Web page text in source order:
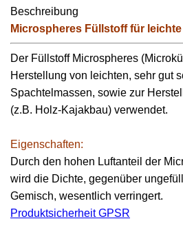
Beschreibung
Microspheres Füllstoff für
Der Füllstoff Microspheres
Herstellung von leichten, sehr gut
Spachtelmassen, sowie zur
(z.B. Holz-Kajakbau) verwendet.
Eigenschaften:
Durch den hohen Luftanteil der
wird die Dichte, gegenüber
Gemisch, wesentlich verringert.
Produktsicherheit GPSR